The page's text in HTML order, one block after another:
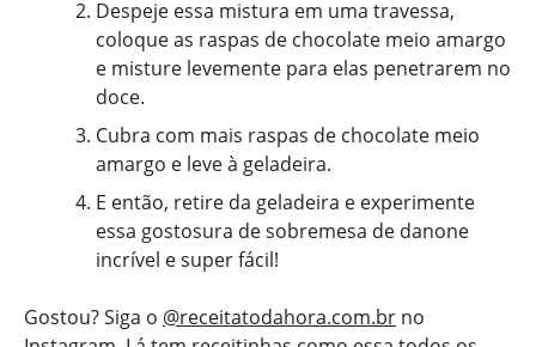
Despeje essa mistura em uma travessa,
coloque as raspas de chocolate meio amargo
e misture levemente para elas penetrarem no
doce.
Cubra com mais raspas de chocolate meio
amargo e leve à geladeira.
E então, retire da geladeira e experimente
essa gostosura de sobremesa de danone
incrível e super fácil!
Gostou? Siga o @receitatodahora.com.br no